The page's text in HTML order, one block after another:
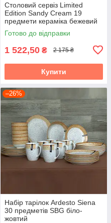
Столовий сервіз Limited
Edition Sandy Cream 19
предмети кераміка бежевий
Готово до відправки
1 522,50 ₴ 2 175 ₴
Купити
–26%
Набір тарілок Ardesto Siena
30 предметів SBG біло-
жовтий